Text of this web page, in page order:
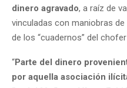
dinero agravado, a raíz de
vinculadas con maniobras
de los “cuadernos” del chofer
“Parte del dinero
por aquella asociación